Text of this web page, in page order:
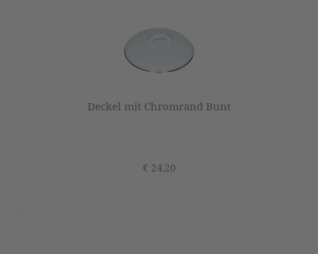
Deckel mit Chromrand Bunt
€ 24,20